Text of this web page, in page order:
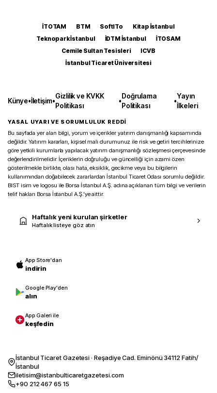
İTOTAM BTM SoftITo
Kitap İstanbul
Teknopark İstanbul
İDTM İstanbul
İTOSAM
Cemile Sultan Tesisleri
ICVB
İstanbul Ticaret Üniversitesi
Künye•İletişim•
Gizlilik ve KVKK
Politikası
•
Doğrulama
Politikası
•
Yayın
İlkeleri
YASAL UYARI VE SORUMLULUK REDDİ
Bu sayfada yer alan bilgi, yorum ve içerikler yatırım danışmanlığı kapsamında
değildir. Yatırım kararları, kişisel mali durumunuz ile risk ve getiri tercihlerinize
göre yetkili kurumlarla yapılacak yatırım danışmanlığı sözleşmesi çerçevesinde
değerlendirilmelidir. İçeriklerin doğruluğu ve güncelliği için azami özen
gösterilmekle birlikte, olası hata, eksiklik, gecikme veya bu bilgilerin
kullanımından doğabilecek zararlardan İstanbul Ticaret Odası sorumlu değildir.
BIST isim ve logosu ile Borsa İstanbul A.Ş. adına açıklanan tüm bilgi ve verilerin
telif hakları Borsa İstanbul A.Ş.’ye aittir.
Haftalık yeni kurulan şirketler
Haftalık listeye göz atın
App Store'dan
indirin
Google Play'den
alın
App Galeri ile
keşfedin
İstanbul Ticaret Gazetesi · Reşadiye Cad. Eminönü 34112 Fatih/
İstanbul
iletisim@istanbulticaretgazetesi.com
+90 212 467 65 15